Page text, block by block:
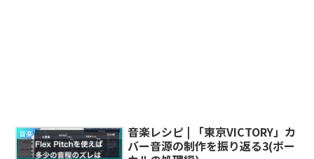
音楽
音楽レシピ | 「東京VICTORY」カ
バー音源の制作を振り返る3(ボー